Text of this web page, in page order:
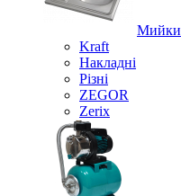
Мийки
Kraft
Накладні
Різні
ZEGOR
Zerix